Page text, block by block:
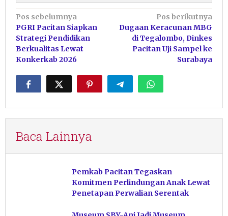
Navigasi
pos
Pos sebelumnya
PGRI Pacitan Siapkan
Strategi Pendidikan
Berkualitas Lewat
Konkerkab 2026
Pos berikutnya
Dugaan Keracunan MBG
di Tegalombo, Dinkes
Pacitan Uji Sampel ke
Surabaya
Baca Lainnya
Pemkab Pacitan Tegaskan
Komitmen Perlindungan Anak Lewat
Penetapan Perwalian Serentak